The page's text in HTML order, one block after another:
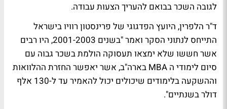
לגובה השכר בבואם להעריך הצעות עבודה.
ד"ר הלפרין, היועץ הפדגוגי של פרינסטון רוויו בישראל
התייחס לנתוני הסקר ואמר "בשנים 2001-2003, היו רבים
אשר חששו שלא ימצאו תעסוקה הולמת בשכר גבוה עם
סיום לימודי ה MBA בארה"ב, אשר יאפשר החזרת ההלוואות
וההשקעה בלימודים שיכולים יכול להאמיר עד ל-130 אלף
דולר בשנתיים".